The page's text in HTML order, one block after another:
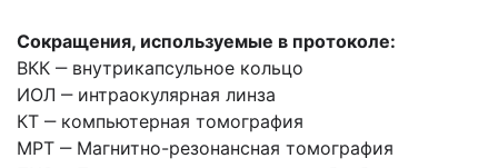
Сокращения, используемые в протоколе:
ВКК ‒ внутрикапсульное кольцо
ИОЛ ‒ интраокулярная линза
КТ ‒ компьютерная томография
МРТ ‒ Магнитно-резонансная томография